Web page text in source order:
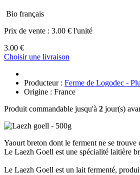
Bio français
Prix de vente : 3.00 € l'unité
3.00 €
Choisir une livraison
Producteur : Ferme de Logodec -
Origine : France
Produit commandable jusqu'à 2 jour(s)
Yaourt breton dont le ferment ne se trouve
Le Laezh Goell est une spécialité laitière
Le Laezh Goell est un lait fermenté,